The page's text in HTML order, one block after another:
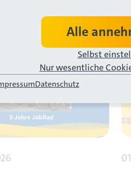
Alle
Selbst
Nur wesentliche
Datenschutz